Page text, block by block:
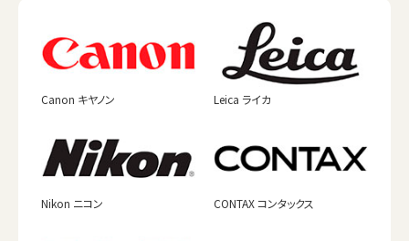
Canon キヤノン Leica ライカ
Nikon ニコン CONTAX コンタックス